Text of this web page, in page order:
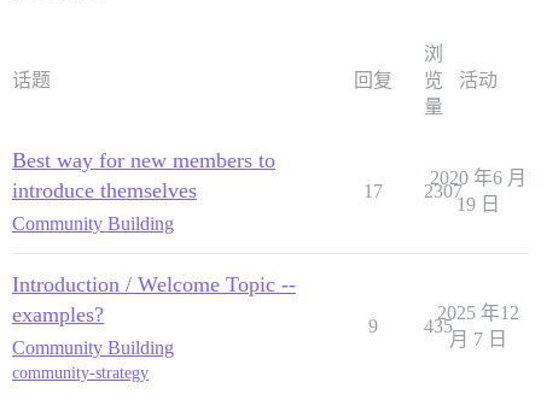
话题 回复
浏
览
量
活动
Best way for new members to
introduce themselves
Community Building
17 2307
2020 年6 月
19 日
Introduction / Welcome Topic --
examples?
Community Building
community-strategy
9 435
2025 年12
月 7 日